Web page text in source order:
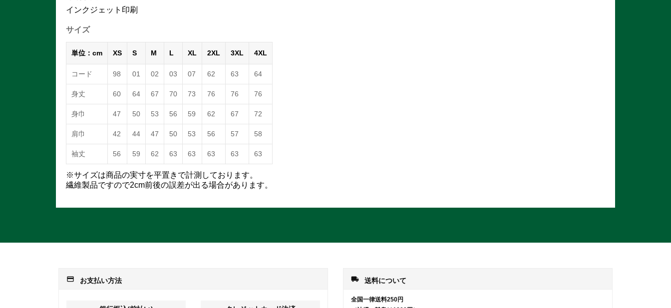
インクジェット印刷
サイズ
単位：cm XS S M L XL 2XL 3XL 4XL
コード 98 01 02 03 07 62 63 64
身丈 60 64 67 70 73 76 76 76
身巾 47 50 53 56 59 62 67 72
肩巾 42 44 47 50 53 56 57 58
袖丈 56 59 62 63 63 63 63 63
※サイズは商品の実寸を平置きで計測しております。
繊維製品ですので2cm前後の誤差が出る場合があります。
payment お支払い方法 local_shipping 送料について
全国一律送料250円